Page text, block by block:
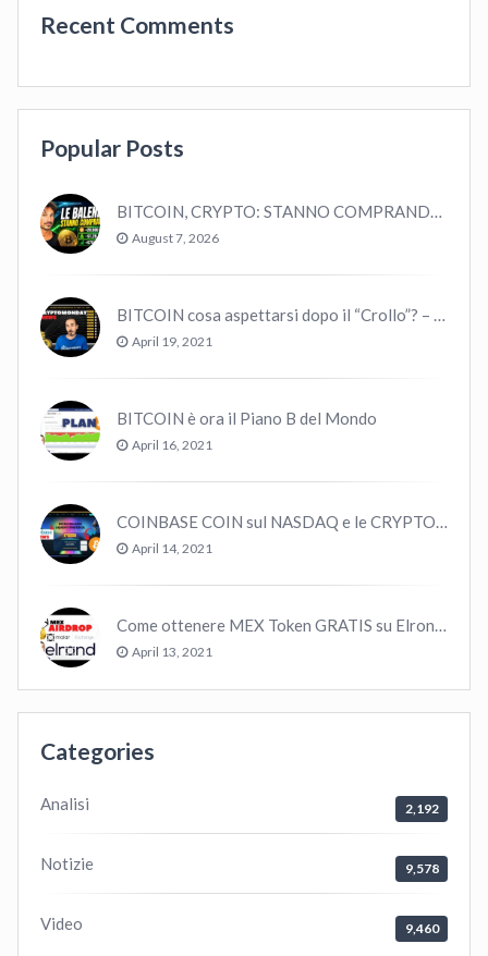
Recent Comments
Popular Posts
BITCOIN, CRYPTO: STANNO COMPRANDO TUTTI (GUARDA QUESTI DATI), EPPURE…
August 7, 2026
BITCOIN cosa aspettarsi dopo il “Crollo”? – CryptoMonday NEWS w16/’21
April 19, 2021
BITCOIN è ora il Piano B del Mondo
April 16, 2021
COINBASE COIN sul NASDAQ e le CRYPTO volano!
April 14, 2021
Come ottenere MEX Token GRATIS su Elrond ?
April 13, 2021
Categories
Analisi 2,192
Notizie 9,578
Video 9,460